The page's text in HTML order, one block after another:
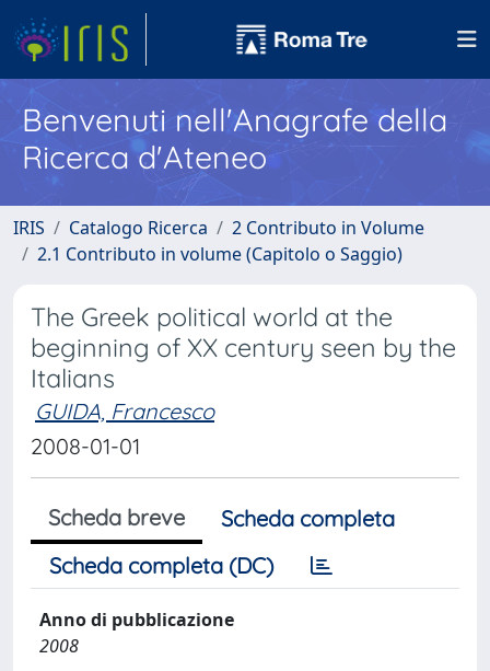
Benvenuti nell'Anagrafe della
Ricerca d'Ateneo
IRIS Catalogo Ricerca
2 Contributo in Volume
2.1 Contributo in volume (Capitolo o Saggio)
The Greek political world at the
beginning of XX century seen by the
Italians
GUIDA, Francesco
2008-01-01
Scheda breve
Scheda completa
Scheda completa (DC)
Anno di pubblicazione
2008